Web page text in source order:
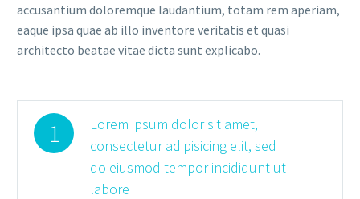
accusantium doloremque laudantium, totam rem aperiam,
eaque ipsa quae ab illo inventore veritatis et quasi
architecto beatae vitae dicta sunt explicabo.
1
Lorem ipsum dolor sit amet,
consectetur adipisicing elit, sed
do eiusmod tempor incididunt ut
labore